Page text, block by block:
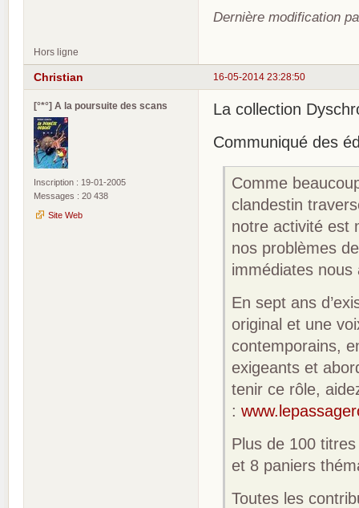
Dernière modification
Hors ligne
16-05-2014 23:28:50
Christian
[°*°] A la poursuite des scans
Inscription : 19-01-2005
Messages : 20 438
Site Web
La collection
Communiqué des
Comme
clandestin
notre activité est
nos problèmes
immédiates nous
En sept ans
original et une
contemporains,
exigeants et
tenir ce rôle,
:
Plus de 100
et 8 paniers
Toutes les